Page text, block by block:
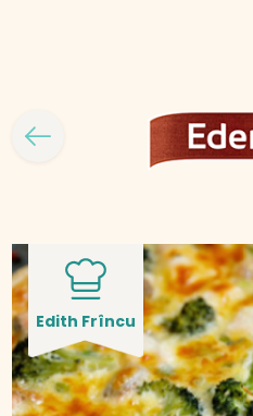
Edith Frîncu